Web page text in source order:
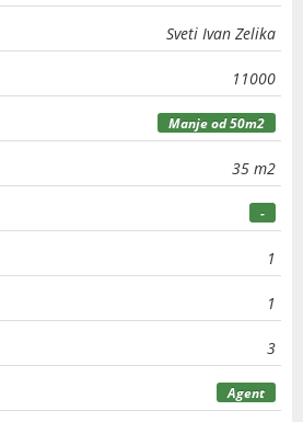
Sveti Ivan Zelika
11000
Manje od 50m2
35 m2
-
1
1
3
Agent